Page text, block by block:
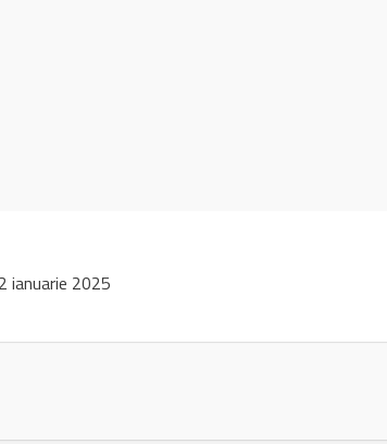
ianuarie 2025